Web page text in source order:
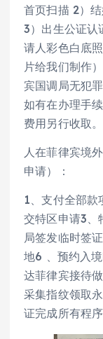
首页扫描 2）
3）出生公证认
请人彩色白底
片给我们制作
宾国调局无犯
如有在办理手
费用另行收取。
人在菲律宾境
申请）：
1、支付全部款
交特区申请3、
局签发临时签
地6 、预约入
达菲律宾接待
采集指纹领取
证完成所有程